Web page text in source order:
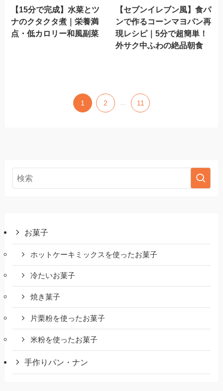
【15分で完成】水菜とツ
ナのクタクタ煮｜栄養満
点・低カロリー和風副菜
【セブンイレブン風】食パ
ンで作るコーンマヨパン再
現レシピ｜5分で超簡単！
外サク中ふわの絶品朝食
1 2 ... 11
お菓子
ホットケーキミックスを使ったお菓子
冷たいお菓子
焼き菓子
片栗粉を使ったお菓子
米粉を使ったお菓子
手作りパン・ナン